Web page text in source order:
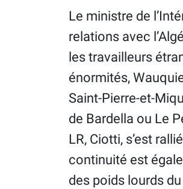
Le ministre de
relations avec
les travailleurs
énormités,
Saint-Pierre-et-
de Bardella ou Le
LR, Ciotti, s’est
continuité est
des poids lourds